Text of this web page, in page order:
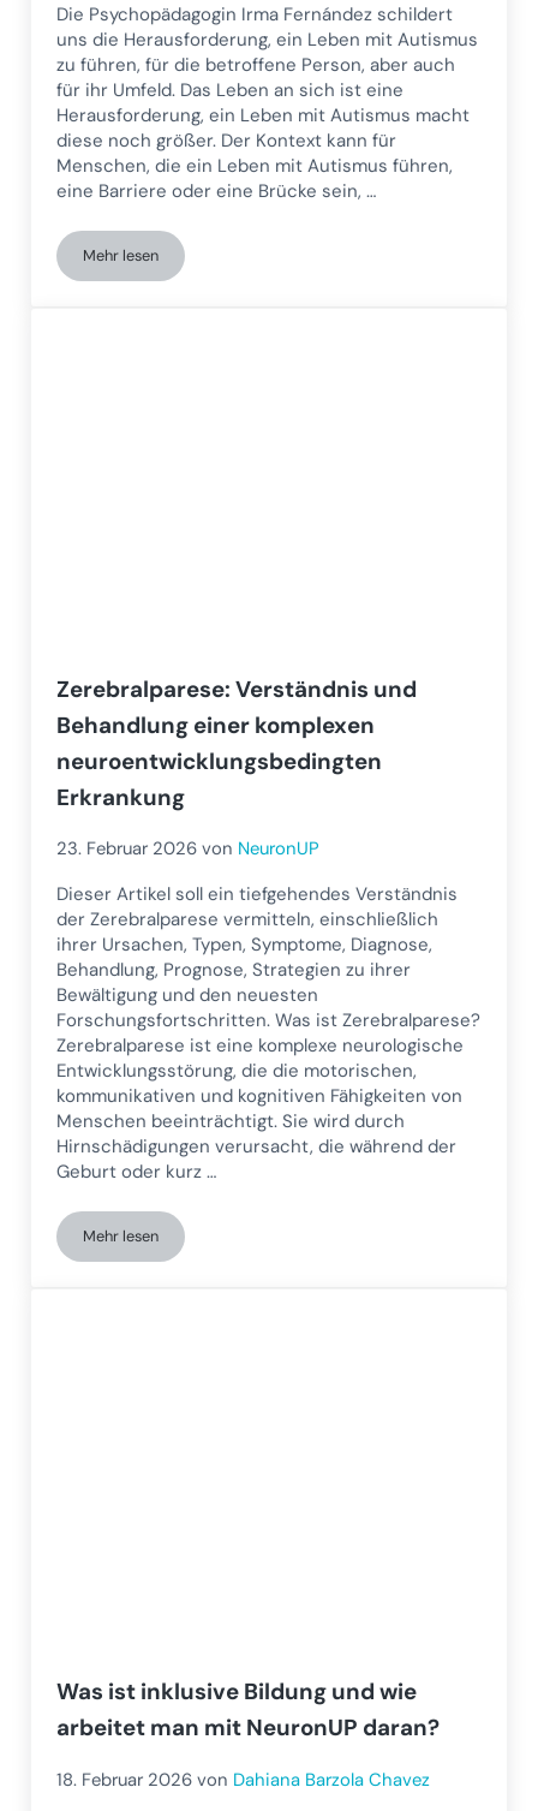
Die Psychopädagogin Irma Fernández schildert
uns die Herausforderung, ein Leben mit Autismus
zu führen, für die betroffene Person, aber auch
für ihr Umfeld. Das Leben an sich ist eine
Herausforderung, ein Leben mit Autismus macht
diese noch größer. Der Kontext kann für
Menschen, die ein Leben mit Autismus führen,
eine Barriere oder eine Brücke sein, …
Mehr lesenDie immense Herausforderung, ein Leben mit Autismus zu
Zerebralparese: Verständnis und
Behandlung einer komplexen
neuroentwicklungsbedingten
Erkrankung
23. Februar 2026 von NeuronUP
Dieser Artikel soll ein tiefgehendes Verständnis
der Zerebralparese vermitteln, einschließlich
ihrer Ursachen, Typen, Symptome, Diagnose,
Behandlung, Prognose, Strategien zu ihrer
Bewältigung und den neuesten
Forschungsfortschritten. Was ist Zerebralparese?
Zerebralparese ist eine komplexe neurologische
Entwicklungsstörung, die die motorischen,
kommunikativen und kognitiven Fähigkeiten von
Menschen beeinträchtigt. Sie wird durch
Hirnschädigungen verursacht, die während der
Geburt oder kurz …
Mehr lesenZerebralparese: Verständnis und Behandlung einer
Was ist inklusive Bildung und wie
arbeitet man mit NeuronUP daran?
18. Februar 2026 von Dahiana Barzola Chavez